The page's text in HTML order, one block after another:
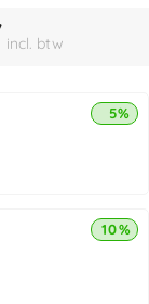
incl. btw
5%
10%